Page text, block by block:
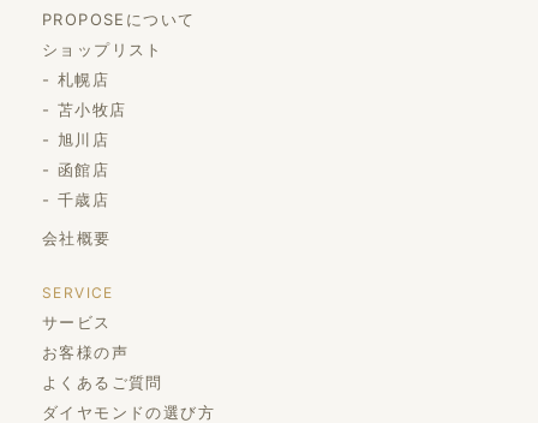
PROPOSEについて
ショップリスト
札幌店
苫小牧店
旭川店
函館店
千歳店
会社概要
SERVICE
サービス
お客様の声
よくあるご質問
ダイヤモンドの選び方